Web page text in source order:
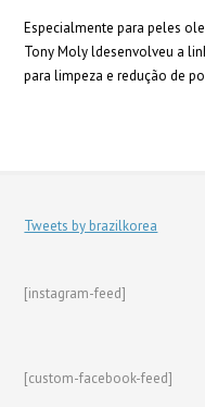
Especialmente para peles
Tony Moly ldesenvolveu a
para limpeza e redução de
Tweets by brazilkorea
[instagram-feed]
[custom-facebook-feed]